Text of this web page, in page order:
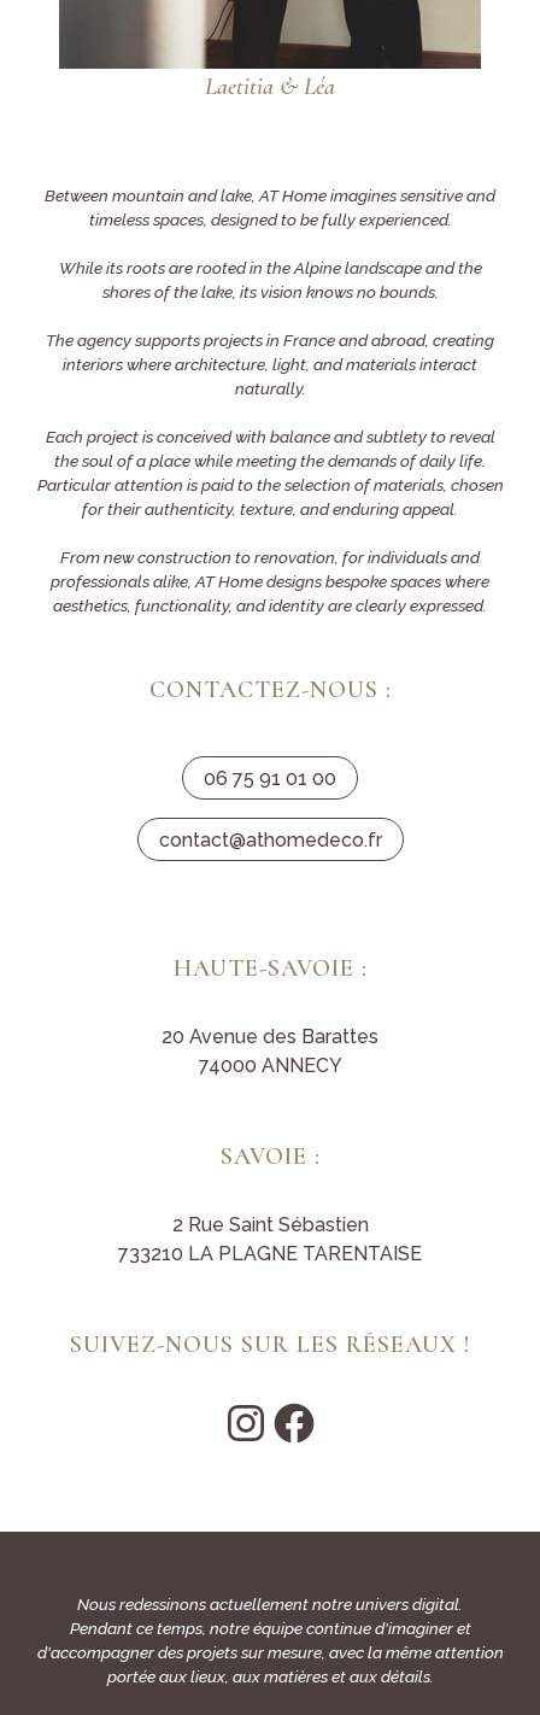
Laetitia & Léa
Between mountain and lake, AT Home imagines sensitive and
timeless spaces, designed to be fully experienced.
While its roots are rooted in the Alpine landscape and the
shores of the lake, its vision knows no bounds.
The agency supports projects in France and abroad, creating
interiors where architecture, light, and materials interact
naturally.
Each project is conceived with balance and subtlety to reveal
the soul of a place while meeting the demands of daily life.
Particular attention is paid to the selection of materials, chosen
for their authenticity, texture, and enduring appeal.
From new construction to renovation, for individuals and
professionals alike, AT Home designs bespoke spaces where
aesthetics, functionality, and identity are clearly expressed.
CONTACTEZ-NOUS :
06 75 91 01 00
contact@athomedeco.fr
HAUTE-SAVOIE :
20 Avenue des Barattes
74000 ANNECY
SAVOIE :
2 Rue Saint Sébastien
733210 LA PLAGNE TARENTAISE
SUIVEZ-NOUS SUR LES RÉSEAUX !
Nous redessinons actuellement notre univers digital.
Pendant ce temps, notre équipe continue d'imaginer et
d'accompagner des projets sur mesure, avec la même attention
portée aux lieux, aux matières et aux détails.